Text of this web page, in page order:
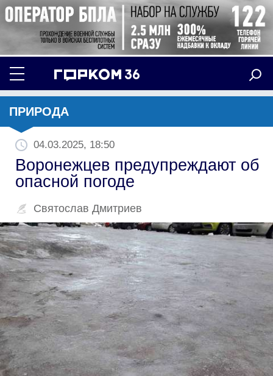
ПРИРОДА
04.03.2025, 18:50
Воронежцев предупреждают об
опасной погоде
Святослав Дмитриев